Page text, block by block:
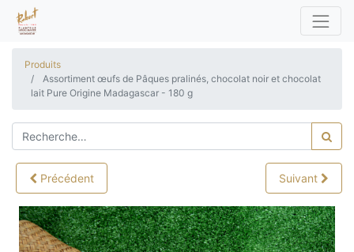
Produits
Assortiment œufs de Pâques pralinés, chocolat noir et chocolat
lait Pure Origine Madagascar - 180 g
Précédent Suivant